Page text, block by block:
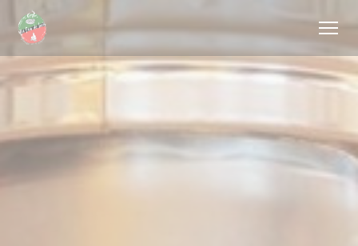
クッキー利用の管理について